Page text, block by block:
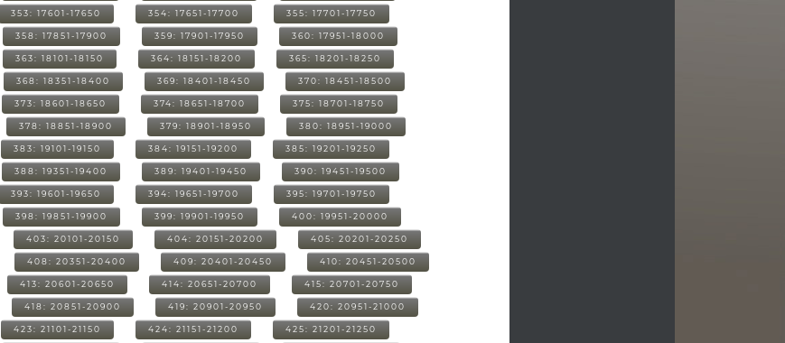
353: 17601-17650 354: 17651-17700 355: 17701-17750
358: 17851-17900 359: 17901-17950 360: 17951-18000
363: 18101-18150 364: 18151-18200 365: 18201-18250
368: 18351-18400 369: 18401-18450 370: 18451-18500
373: 18601-18650 374: 18651-18700 375: 18701-18750
378: 18851-18900 379: 18901-18950 380: 18951-19000
383: 19101-19150 384: 19151-19200 385: 19201-19250
388: 19351-19400 389: 19401-19450 390: 19451-19500
393: 19601-19650 394: 19651-19700 395: 19701-19750
398: 19851-19900 399: 19901-19950 400: 19951-20000
403: 20101-20150 404: 20151-20200 405: 20201-20250
408: 20351-20400 409: 20401-20450 410: 20451-20500
413: 20601-20650 414: 20651-20700 415: 20701-20750
418: 20851-20900 419: 20901-20950 420: 20951-21000
423: 21101-21150 424: 21151-21200 425: 21201-21250